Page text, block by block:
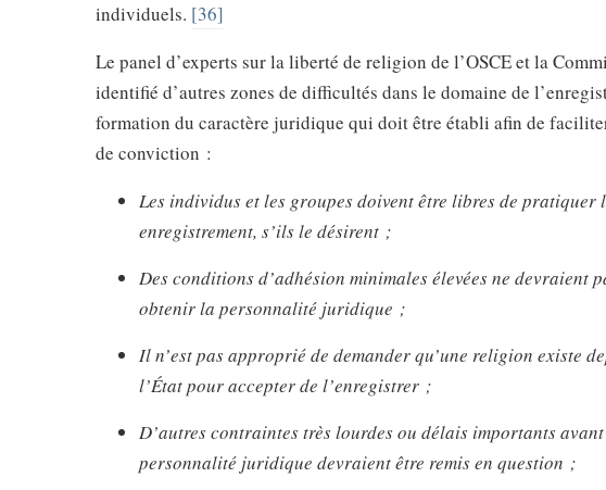
individuels. [36]
Le panel d’experts sur la liberté de religion de l’OSCE et la
identifié d’autres zones de difficultés dans le domaine de
formation du caractère juridique qui doit être établi afin de
de conviction :
Les individus et les groupes doivent être libres de pratiquer
enregistrement, s’ils le désirent ;
Des conditions d’adhésion minimales élevées ne devraient
obtenir la personnalité juridique ;
Il n’est pas approprié de demander qu’une religion existe
l’État pour accepter de l’enregistrer ;
D’autres contraintes très lourdes ou délais importants
personnalité juridique devraient être remis en question ;